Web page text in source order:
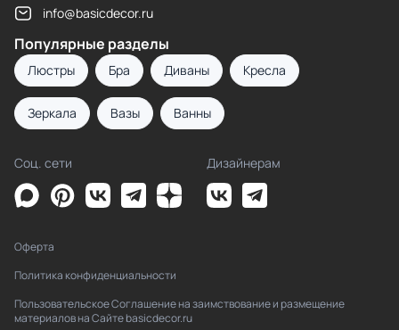
info@basicdecor.ru
Популярные разделы
Люстры Бра Диваны Кресла
Зеркала Вазы Ванны
Соц. сети Дизайнерам
Оферта
Политика конфиденциальности
Пользовательское Соглашение на заимствование и размещение
материалов на Сайте basicdecor.ru